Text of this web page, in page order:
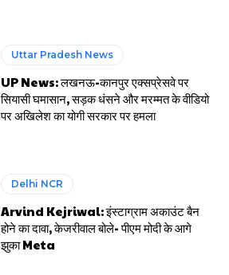
Uttar Pradesh News
UP News: लखनऊ-कानपुर एक्सप्रेसवे पर
सियासी घमासान, सड़क धंसने और मरम्मत के वीडियो
पर अखिलेश का योगी सरकार पर हमला
Delhi NCR
Arvind Kejriwal: इंस्टाग्राम अकाउंट बैन
होने का दावा, केजरीवाल बोले- पीएम मोदी के आगे
झुका Meta